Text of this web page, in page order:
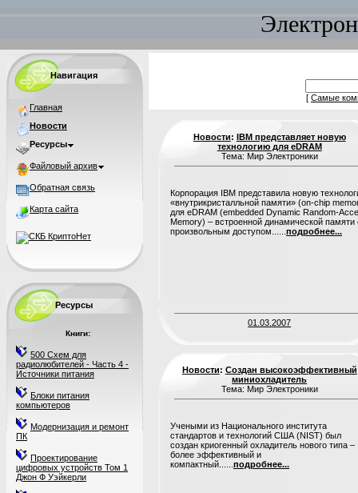
Навигация
Главная
Новости
Ресурсы
Файловый архив
Обратная связь
Карта сайта
Ресурсы
Книги:
500 Схем для
радиолюбителей - Часть 4 -
Источники питания
Блоки питания
компьютеров
Модернизация и ремонт
ПК
Проектирование
цифровых устройств Том 1
Джон Ф Уэйкерли
[ Самые
Новости: IBM представляет новую
технологию для eDRAM
Тема: Мир Электроники
Корпорация IBM представила новую
«внутрикристалльной памяти» (on-chip
для eDRAM (embedded Dynamic Random-
Memory) – встроенной динамической памяти
произвольным доступом...... подробнее...
01.03.2007
Новости: Создан высокоэффективный
миниохладитель
Тема: Мир Электроники
Учеными из Национального института
стандартов и технологий США (NIST) был
создан криогенный охладитель нового типа –
более эффективный и
компактный...... подробнее...